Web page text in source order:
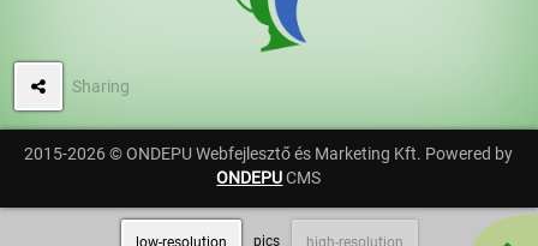
Sharing
2015-2026 © ONDEPU Webfejlesztő és Marketing Kft. Powered by
ONDEPUCMS
low-resolution pics high-resolution